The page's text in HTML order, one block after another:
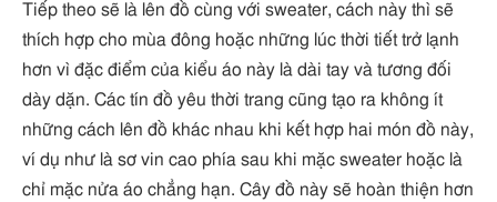
Tiếp theo sẽ là lên đồ cùng với sweater, cách này thì sẽ
thích hợp cho mùa đông hoặc những lúc thời tiết trở lạnh
hơn vì đặc điểm của kiểu áo này là dài tay và tương đối
dày dặn. Các tín đồ yêu thời trang cũng tạo ra không ít
những cách lên đồ khác nhau khi kết hợp hai món đồ này,
ví dụ như là sơ vin cao phía sau khi mặc sweater hoặc là
chỉ mặc nửa áo chẳng hạn. Cây đồ này sẽ hoàn thiện hơn